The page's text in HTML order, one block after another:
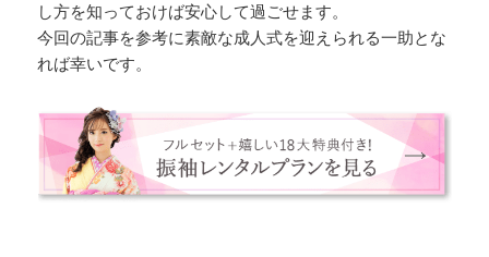
し方を知っておけば安心して過ごせます。
今回の記事を参考に素敵な成人式を迎えられる一助とな
れば幸いです。